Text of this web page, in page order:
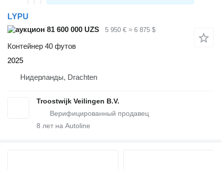
LYPU
81 600 000 UZS
5 950 € ≈ 6 875 $
Контейнер 40 футов
2025
Нидерланды, Drachten
Troostwijk Veilingen B.V.
8 лет на Autoline